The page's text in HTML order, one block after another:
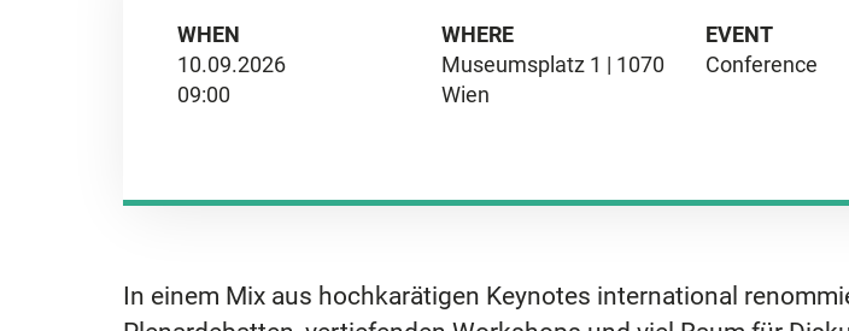
WHEN
10.09.2026
09:00
WHERE
Museumsplatz 1 | 1070
Wien
EVENT
Conference
In einem Mix aus hochkarätigen Keynotes international